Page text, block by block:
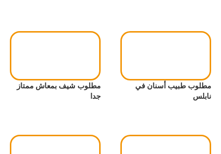
مطلوب طبيب أسنان في
نابلس
مطلوب شيف بمعاش ممتاز
جدا